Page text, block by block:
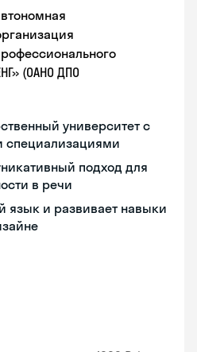
(ОАНО ДПО
университет с
подход для
в речи
язык и развивает навыки